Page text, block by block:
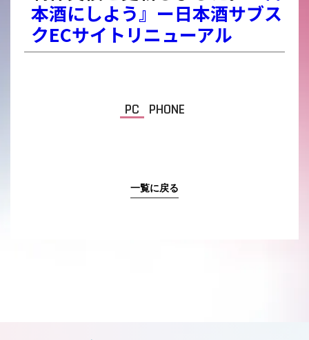
本酒にしよう』ー日本酒サブス
クECサイトリニューアル
PC PHONE
一覧に戻る